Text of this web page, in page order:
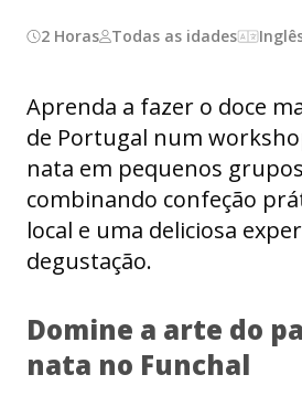
2 Horas Todas as idades
Aprenda a fazer o doce
de Portugal num
nata em pequenos
combinando confeção
local e uma deliciosa
degustação.
Domine a arte do
nata no Funchal